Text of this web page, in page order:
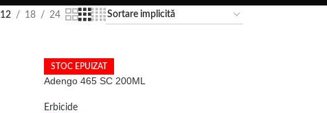
12 18 24
STOC EPUIZAT
Adengo 465 SC 200ML
Erbicide